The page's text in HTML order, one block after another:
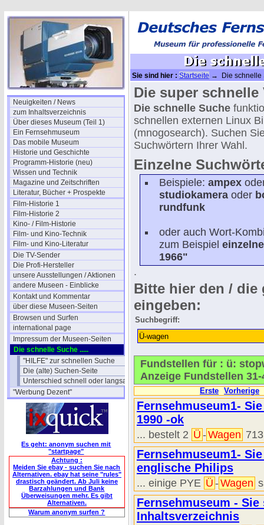
Neuigkeiten / News
zum Inhaltsverzeichnis
Über dieses Museum (Teil 1)
Ein Fernsehmuseum
Das mobile Museum
Historie und Geschichte
Programm-Historie (neu)
Wissen und Technik
Magazine und Zeitschriften
Literatur, Bücher + Prospekte
Film-Historie 1
Film-Historie 2
Kino- / Film-Historie
Film- und Kino-Technik
Film- und Kino-Literatur
Die TV-Sender
Die Profi-Hersteller
unsere Ausstellungen / Aktionen
andere Museen - Einblicke
Kontakt und Kommentar
über diese Museen-Seiten
Browsen und Surfen
international page
Impressum der Museen-Seiten
Die schnelle Suche .....
"HILFE" zur schnellen Suche
Die (alte) Suchen-Seite
Unterschied schnell oder langsam
"Werbung Dezent"
Es geht: anonym suchen mit
"startpage"
Achtung :
Meiden Sie ebay - suchen Sie nach
Alternativen. ebay hat seine "rules"
drastisch geändert. Ab Juli keine
Barzahlungen und Bank
Überweisungen mehr. Es gibt
Alternativen.
Warum anonym surfen ?
Sie sind hier : Startseite → Die schnelle
Die super schnelle
Die schnelle Suche
schnellen externen Linux
(mnogosearch). Suchen
Suchwörtern Ihrer Wahl.
Einzelne
Beispiele: ampex
studiokamera oder
rundfunk
oder auch Wort-
zum Beispiel
1966"
.
Bitte hier den / die
eingeben:
Suchbegriff:
Fundstellen für : ü:
Anzeige Fundstellen
Erste Vorherige
Fernsehmuseum1-
1990 -ok
... bestelt 2 Ü -Wagen
Fernsehmuseum1-
englische Philips
... einige PYE Ü -Wagen
Fernsehmuseum -
Inhaltsverzeichnis